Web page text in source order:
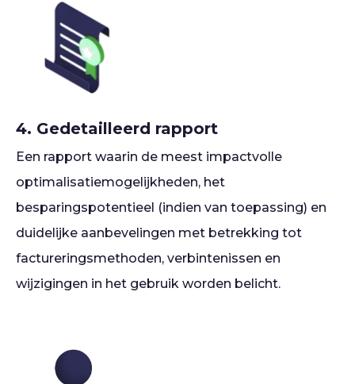
4. Gedetailleerd rapport
Een rapport waarin de meest impactvolle
optimalisatiemogelijkheden, het
besparingspotentieel (indien van toepassing) en
duidelijke aanbevelingen met betrekking tot
factureringsmethoden, verbintenissen en
wijzigingen in het gebruik worden belicht.